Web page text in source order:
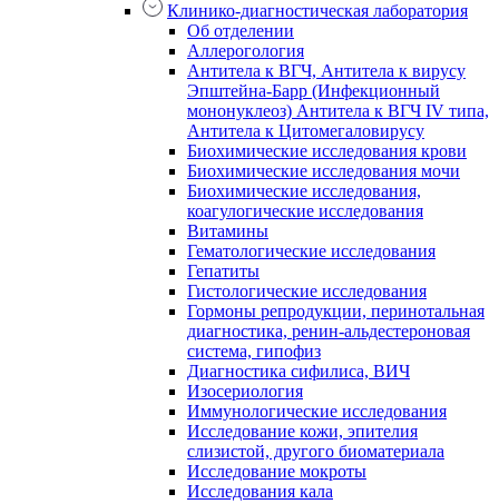
Клинико-диагностическая лаборатория
Об отделении
Аллерогология
Антитела к ВГЧ, Антитела к вирусу
Эпштейна-Барр (Инфекционный
мононуклеоз) Антитела к ВГЧ IV типа,
Антитела к Цитомегаловирусу
Биохимические исследования крови
Биохимические исследования мочи
Биохимические исследования,
коагулогические исследования
Витамины
Гематологические исследования
Гепатиты
Гистологические исследования
Гормоны репродукции, перинотальная
диагностика, ренин-альдестероновая
система, гипофиз
Диагностика сифилиса, ВИЧ
Изосериология
Иммунологические исследования
Исследование кожи, эпителия
слизистой, другого биоматериала
Исследование мокроты
Исследования кала